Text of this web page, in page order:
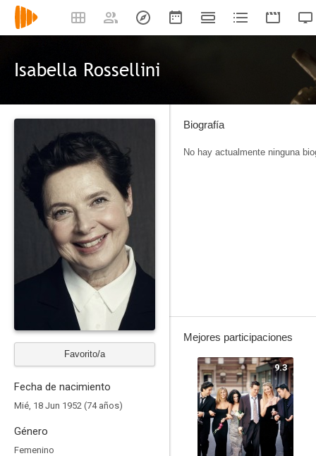
Isabella Rossellini
Favorito/a
Fecha de nacimiento
Mié, 18 Jun 1952 (74 años)
Género
Femenino
Biografía
No hay actualmente ninguna
Mejores participaciones
9.3